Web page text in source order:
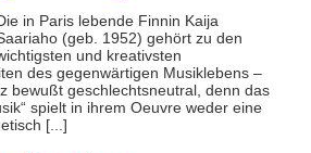
in Paris lebende Finnin Kaija
(geb. 1952) gehört zu den
und kreativsten
des gegenwärtigen Musiklebens –
bewußt geschlechtsneutral, denn das
spielt in ihrem Oeuvre weder eine
[...]